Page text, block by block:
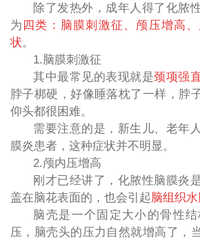
除了发热外，成年人得了化脓
为 四类：脑膜刺激征、颅压增高
状。
1.脑膜刺激征
其中最常见的表现就是颈项强
脖子梆硬，好像睡落枕了一样，脖
仰头都很困难。
需要注意的是，新生儿、老年
膜炎患者，这种症状并不明显。
2.颅内压增高
刚才已经讲了，化脓性脑膜炎
盖在脑花表面的，也会引起脑组织水
脑壳是一个固定大小的骨性
压，脑壳头的压力自然就增高了，